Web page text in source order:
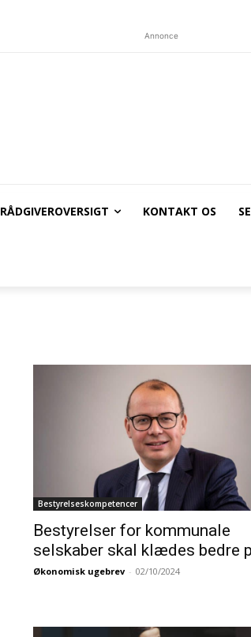
Annonce
RÅDGIVEROVERSIGT KONTAKT OS
Bestyrelseskompetencer
Bestyrelser for kommunale
selskaber skal klædes bedre
Økonomisk ugebrev - 02/10/2024